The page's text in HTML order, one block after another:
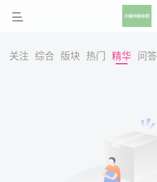
关注 综合 版块 热门 精华 问答